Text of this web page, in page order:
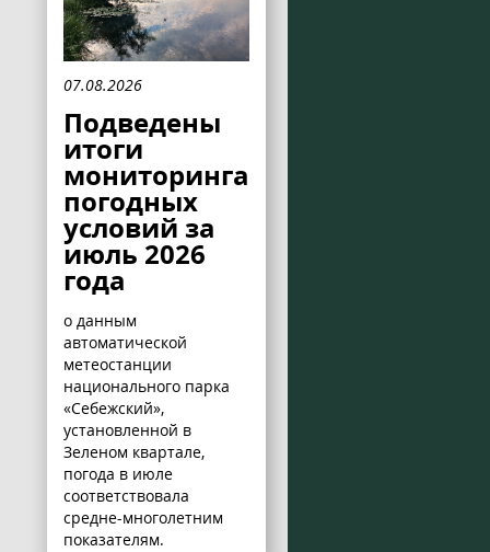
07.08.2026
Подведены
итоги
мониторинга
погодных
условий за
июль 2026
года
о данным
автоматической
метеостанции
национального парка
«Себежский»,
установленной в
Зеленом квартале,
погода в июле
соответствовала
средне-многолетним
показателям.